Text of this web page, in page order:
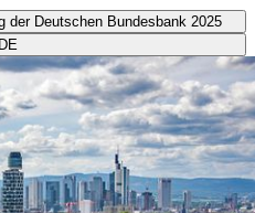
der Deutschen Bundesbank 2025
DE